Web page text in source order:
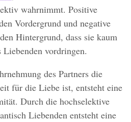
wahrnimmt. Positive
Vordergrund und negative
Hintergrund, dass sie kaum
Liebenden vordringen.
des Partners die
für die Liebe ist, entsteht eine
Durch die hochselektive
Liebenden entsteht eine